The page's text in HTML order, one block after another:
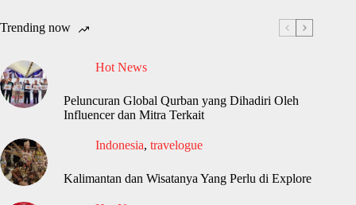
Trending now
Hot News
Peluncuran Global Qurban yang Dihadiri Oleh
Influencer dan Mitra Terkait
Indonesia, travelogue
Kalimantan dan Wisatanya Yang Perlu di Explore